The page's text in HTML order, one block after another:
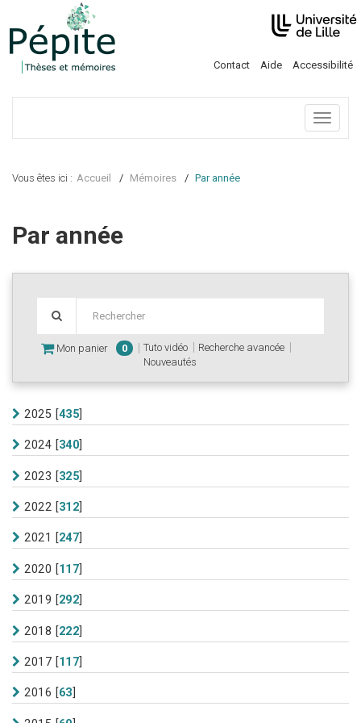
Contact Aide Accessibilité
Menu
Vous êtes ici : Accueil Mémoires Par année
Par année
Mon panier 0 Tuto vidéo
Recherche avancée
Nouveautés
2025 [435
2024 340
2023 [325
2022 312
2021 247
2020 [117
2019 292
2018 [222
2017 117
2016 63